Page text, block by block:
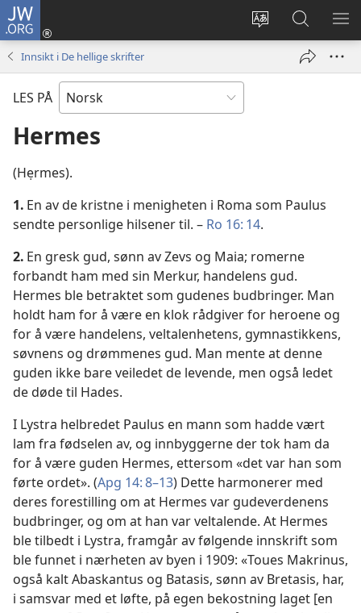
JW.ORG
Endre
Logg
inn
vindu)
Søk
på
JW.ORG
VIS
Innsikt i De hellige skrifter
LES PÅ
Hermes
(Hẹrmes).
1. En av de kristne i menigheten i Roma som Paulus
sendte personlige hilsener til. – Ro 16: 14.
2. En gresk gud, sønn av Zevs og Maia; romerne
forbandt ham med sin Merkur, handelens gud.
Hermes ble betraktet som gudenes budbringer. Man
holdt ham for å være en klok rådgiver for heroene og
for å være handelens, veltalenhetens, gymnastikkens,
søvnens og drømmenes gud. Man mente at denne
guden ikke bare veiledet de levende, men også ledet
de døde til Hades.
I Lystra helbredet Paulus en mann som hadde vært
lam fra fødselen av, og innbyggerne der tok ham da
for å være guden Hermes, ettersom «det var han som
førte ordet». (Apg 14: 8–13) Dette harmonerer med
deres forestilling om at Hermes var gudeverdenens
budbringer, og om at han var veltalende. At Hermes
ble tilbedt i Lystra, framgår av følgende innskrift som
ble funnet i nærheten av byen i 1909: «Toues Makrinus,
også kalt Abaskantus og Batasis, sønn av Bretasis, har,
i samsvar med et løfte, på egen bekostning laget [en